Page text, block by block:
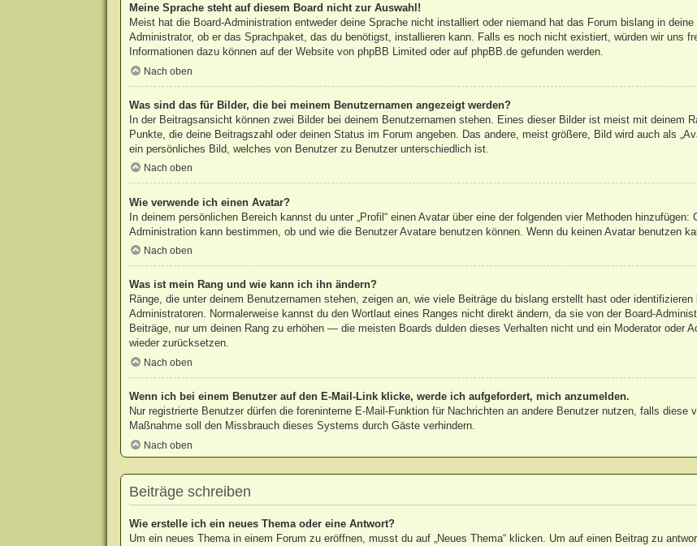
Meine Sprache steht auf diesem Board nicht zur Auswahl!
Meist hat die Board-Administration entweder deine Sprache nicht installiert oder niemand hat das Forum bislang in
Administrator, ob er das Sprachpaket, das du benötigst, installieren kann. Falls es noch nicht existiert, würden wir uns
Informationen dazu können auf der Website von phpBB Limited oder auf phpBB.degefunden werden.
Nach oben
Was sind das für Bilder, die bei meinem Benutzernamen angezeigt werden?
In der Beitragsansicht können zwei Bilder bei deinem Benutzernamen stehen. Eines dieser Bilder ist meist mit deinem
Punkte, die deine Beitragszahl oder deinen Status im Forum angeben. Das andere, meist größere, Bild wird auch als
ein persönliches Bild, welches von Benutzer zu Benutzer unterschiedlich ist.
Nach oben
Wie verwende ich einen Avatar?
In deinem persönlichen Bereich kannst du unter „Profil“ einen Avatar über eine der folgenden vier Methoden
Administration kann bestimmen, ob und wie die Benutzer Avatare benutzen können. Wenn du keinen Avatar benutzen
Nach oben
Was ist mein Rang und wie kann ich ihn ändern?
Ränge, die unter deinem Benutzernamen stehen, zeigen an, wie viele Beiträge du bislang erstellt hast oder
Administratoren. Normalerweise kannst du den Wortlaut eines Ranges nicht direkt ändern, da sie von der Board-
Beiträge, nur um deinen Rang zu erhöhen — die meisten Boards dulden dieses Verhalten nicht und ein Moderator oder
wieder zurücksetzen.
Nach oben
Wenn ich bei einem Benutzer auf den E-Mail-Link klicke, werde ich aufgefordert, mich anzumelden.
Nur registrierte Benutzer dürfen die foreninterne E-Mail-Funktion für Nachrichten an andere Benutzer nutzen, falls
Maßnahme soll den Missbrauch dieses Systems durch Gäste verhindern.
Nach oben
Beiträge schreiben
Wie erstelle ich ein neues Thema oder eine Antwort?
Um ein neues Thema in einem Forum zu eröffnen, musst du auf „Neues Thema“ klicken. Um auf einen Beitrag zu